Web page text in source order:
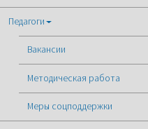
Педагоги
Вакансии
Методическая работа
Меры соцподдержки